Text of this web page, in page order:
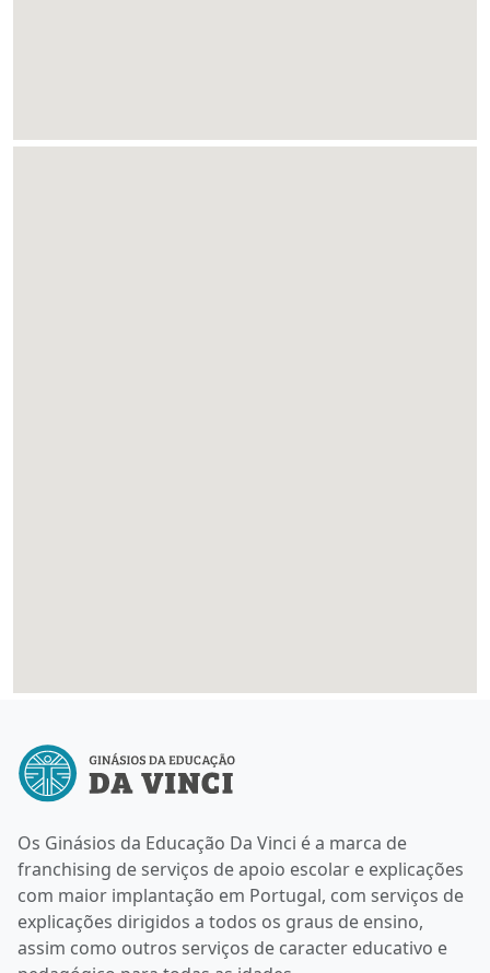
Os Ginásios da Educação Da Vinci é a marca de
franchising de serviços de apoio escolar e explicações
com maior implantação em Portugal, com serviços de
explicações dirigidos a todos os graus de ensino,
assim como outros serviços de caracter educativo e